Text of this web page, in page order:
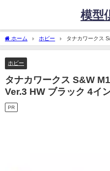
模型
ホーム ホビー
タナカワークス
ラック 4インチの魅力を徹
ホビー
タナカワークス S&W
Ver.3 HW ブラック 4イ
PR